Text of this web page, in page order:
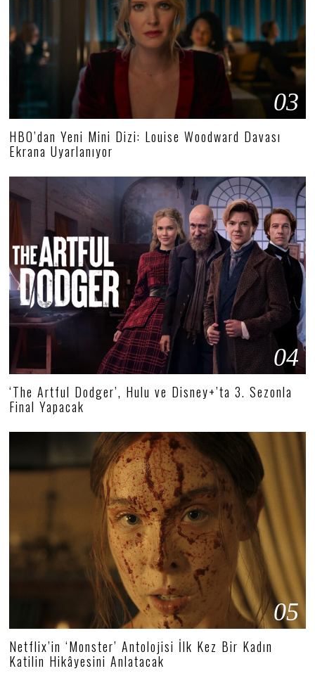
03
HBO’dan Yeni Mini Dizi: Louise Woodward Davası
Ekrana Uyarlanıyor
04
‘The Artful Dodger’, Hulu ve Disney+’ta 3. Sezonla
Final Yapacak
05
Netflix’in ‘Monster’ Antolojisi İlk Kez Bir Kadın
Katilin Hikâyesini Anlatacak